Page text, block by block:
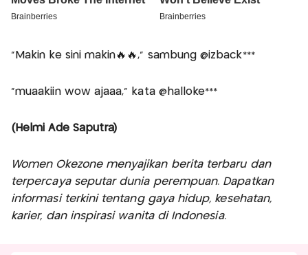
"Makin ke sini makin🔥🔥," sambung @izback***
"muaakiin wow ajaaa," kata @halloke***
(Helmi Ade Saputra)
Women Okezone menyajikan berita terbaru dan
terpercaya seputar dunia perempuan. Dapatkan
informasi terkini tentang gaya hidup, kesehatan,
karier, dan inspirasi wanita di Indonesia.